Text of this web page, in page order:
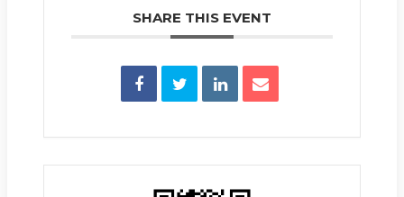
SHARE THIS EVENT